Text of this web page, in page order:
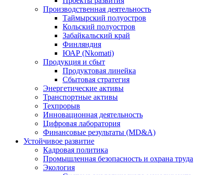
Производственная деятельность
Таймырский полуостров
Кольский полуостров
Забайкальский край
Финляндия
ЮАР (Nkomati)
Продукция и сбыт
Продуктовая линейка
Сбытовая стратегия
Энергетические активы
Транспортные активы
Техпрорыв
Инновационная деятельность
Цифровая лаборатория
Финансовые результаты (MD&A)
Устойчивое развитие
Кадровая политика
Промышленная безопасность и охрана труда
Экология